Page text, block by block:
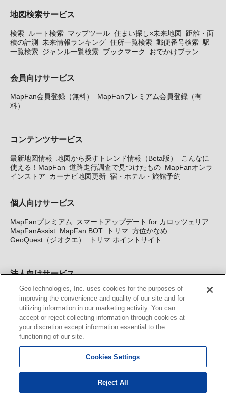
地図検索サービス
検索 ルート検索 マップツール 住まい探し×未来地図
距離・面
積の計測 未来情報ランキング 住所一覧検索 郵便番号検索 駅
一覧検索 ジャンル一覧検索 ブックマーク おでかけプラン
会員向けサービス
MapFan会員登録（無料）
MapFanプレミアム会員登録（有
料）
コンテンツサービス
最新地図情報 地図から探すトレンド情報（Beta版）
こんなに
使える！MapFan 道路走行調査で見つけたもの MapFanオンラ
インストア
カーナビ地図更新 宿・ホテル・旅館予約
個人向けサービス
MapFanプレミアム
スマートアップデート for カロッツェリア
MapFanAssist MapFan BOT トリマ 方位かなめ
GeoQuest（ジオクエ）
トリマ ポイントサイト
法人向けサービス
法人向け地図・位置情報サービス WEBサイト・システム向け地
図API Windows PC向け地図開発キット MapFan DB 住所確認
サービス
MAP WORLD+ トリマ広告 Geo-Research
カーナビ地図更新サービス
MapFan スマートメンバーズ カロッツェリア地図割プラス
KENWOOD MapFan Club
GeoTechnologies, Inc. uses cookies for the purposes of
improving the convenience and quality of our site and for
utilizing information in our marketing activity. You can
accept or reject collecting information through cookies at
your discretion except information essential to the
functioning of our site.
Cookies Settings
Reject All